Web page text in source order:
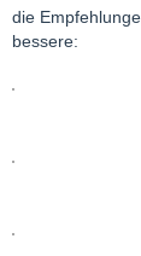
die
bessere: